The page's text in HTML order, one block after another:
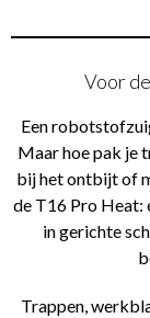
Voor
Een
Maar hoe pak je
bij het ontbijt of
de T16 Pro
in gerichte
Trappen,